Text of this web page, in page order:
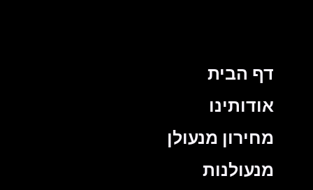
דף הבית
אודותינו
מחירון מנעולן
מנעולנות